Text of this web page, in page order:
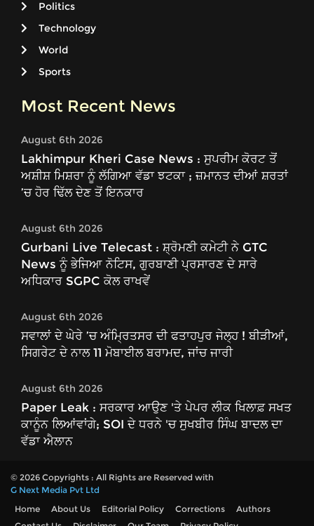
Politics
Technology
World
Sports
Most Recent News
August 6th 2026
Lakhimpur Kheri Case News : ਸੁਪਰੀਮ ਕੋਰਟ ਤੋਂ
ਅਸ਼ੀਸ਼ ਮਿਸ਼ਰਾ ਨੂੰ ਲੱਗਿਆ ਵੱਡਾ ਝਟਕਾ ; ਜ਼ਮਾਨਤ ਦੀਆਂ ਸ਼ਰਤਾਂ
’ਚ ਹੋਰ ਢਿੱਲ ਦੇਣ ਤੋਂ ਇਨਕਾਰ
August 6th 2026
Gurbani Live Telecast : ਸ਼੍ਰੋਮਣੀ ਕਮੇਟੀ ਨੇ GTC
News ਨੂੰ ਭੇਜਿਆ ਨੋਟਿਸ, ਗੁਰਬਾਣੀ ਪ੍ਰਸਾਰਣ ਦੇ ਸਾਰੇ
ਅਧਿਕਾਰ SGPC ਕੋਲ ਰਾਖਵੇਂ
August 6th 2026
ਸਵਾਲਾਂ ਦੇ ਘੇਰੇ ’ਚ ਅੰਮ੍ਰਿਤਸਰ ਦੀ ਫਤਾਹਪੁਰ ਜੇਲ੍ਹ ! ਬੀੜੀਆਂ,
ਸਿਗਰੇਟ ਦੇ ਨਾਲ 11 ਮੋਬਾਈਲ ਬਰਾਮਦ, ਜਾਂਚ ਜਾਰੀ
August 6th 2026
Paper Leak : ਸਰਕਾਰ ਆਉਣ 'ਤੇ ਪੇਪਰ ਲੀਕ ਖਿਲਾਫ਼ ਸਖਤ
ਕਾਨੂੰਨ ਲਿਆਂਵਾਂਗੇ; SOI ਦੇ ਧਰਨੇ 'ਚ ਸੁਖਬੀਰ ਸਿੰਘ ਬਾਦਲ ਦਾ
ਵੱਡਾ ਐਲਾਨ
© 2026 Copyrights : All Rights are Reserved with
G Next Media Pvt Ltd
Home
About Us Editorial Policy Corrections
Authors